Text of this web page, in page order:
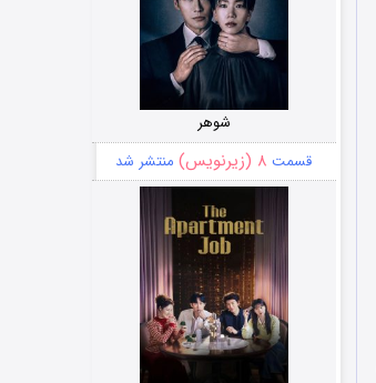
شوهر
قسمت ۸ (زیرنویس) منتشر شد